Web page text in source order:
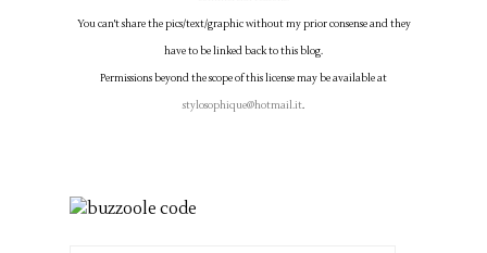
You can't share the pics/text/graphic without my prior consense and they
have to be linked back to this blog.
Permissions beyond the scope of this license may be available at
stylosophique@hotmail.it.